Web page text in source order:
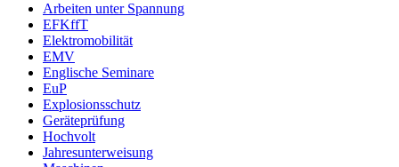
Arbeiten unter Spannung
EFKffT
Elektromobilität
EMV
Englische Seminare
EuP
Explosionsschutz
Geräteprüfung
Hochvolt
Jahresunterweisung